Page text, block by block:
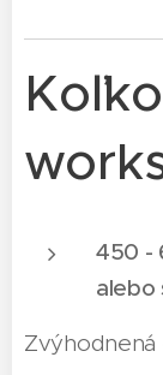
450 -
alebo
Zvýhodnená